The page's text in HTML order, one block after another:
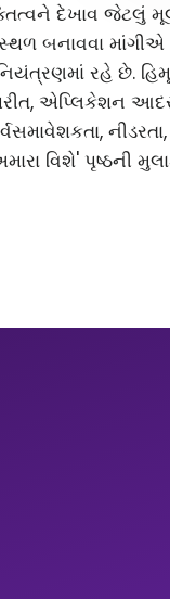
દેખાવ
બનાવવા માંગીએ
રહે છે.
એપ્લિકેશન
વિશે' પૃષ્ઠની